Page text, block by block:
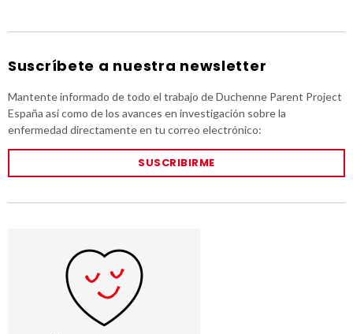
Suscríbete a nuestra newsletter
Mantente informado de todo el trabajo de Duchenne Parent Project
España así como de los avances en investigación sobre la
enfermedad directamente en tu correo electrónico:
SUSCRIBIRME